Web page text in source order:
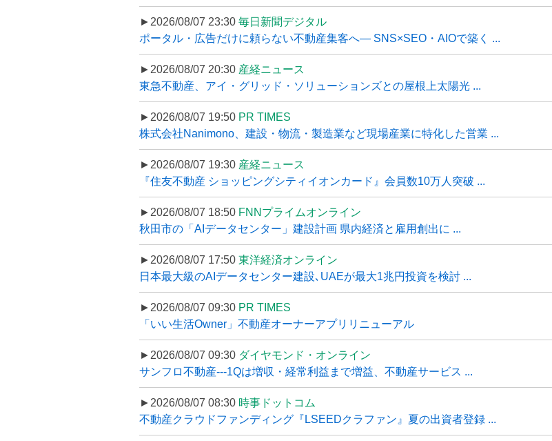
►2026/08/07 23:30 毎日新聞デジタル
ポータル・広告だけに頼らない不動産集客へ― SNS×SEO・AIOで築く ...
►2026/08/07 20:30 産経ニュース
東急不動産、アイ・グリッド・ソリューションズとの屋根上太陽光 ...
►2026/08/07 19:50 PR TIMES
株式会社Nanimono、建設・物流・製造業など現場産業に特化した営業 ...
►2026/08/07 19:30 産経ニュース
『住友不動産 ショッピングシティイオンカード』会員数10万人突破 ...
►2026/08/07 18:50 FNNプライムオンライン
秋田市の「AIデータセンター」建設計画 県内経済と雇用創出に ...
►2026/08/07 17:50 東洋経済オンライン
日本最大級のAIデータセンター建設､UAEが最大1兆円投資を検討 ...
►2026/08/07 09:30 PR TIMES
「いい生活Owner」不動産オーナーアプリリニューアル
►2026/08/07 09:30 ダイヤモンド・オンライン
サンフロ不動産---1Qは増収・経常利益まで増益、不動産サービス ...
►2026/08/07 08:30 時事ドットコム
不動産クラウドファンディング『LSEEDクラファン』夏の出資者登録 ...